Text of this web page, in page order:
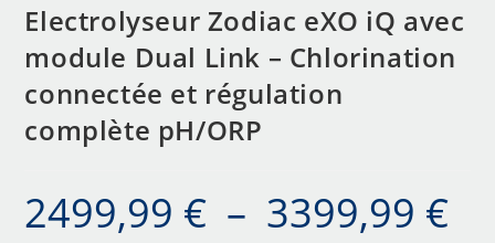
Electrolyseur Zodiac eXO iQ avec
module Dual Link – Chlorination
connectée et régulation
complète pH/ORP
2499,99 € – 3399,99 €